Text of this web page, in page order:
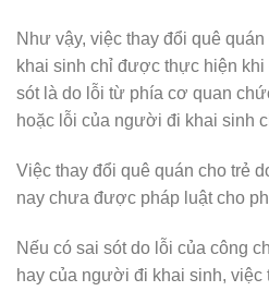
Như vậy, việc thay đổi quê
khai sinh chỉ được thực hiện
sót là do lỗi từ phía cơ quan
hoặc lỗi của người đi khai sinh
Việc thay đổi quê quán cho trẻ
nay chưa được pháp luật cho
Nếu có sai sót do lỗi của công
hay của người đi khai sinh,